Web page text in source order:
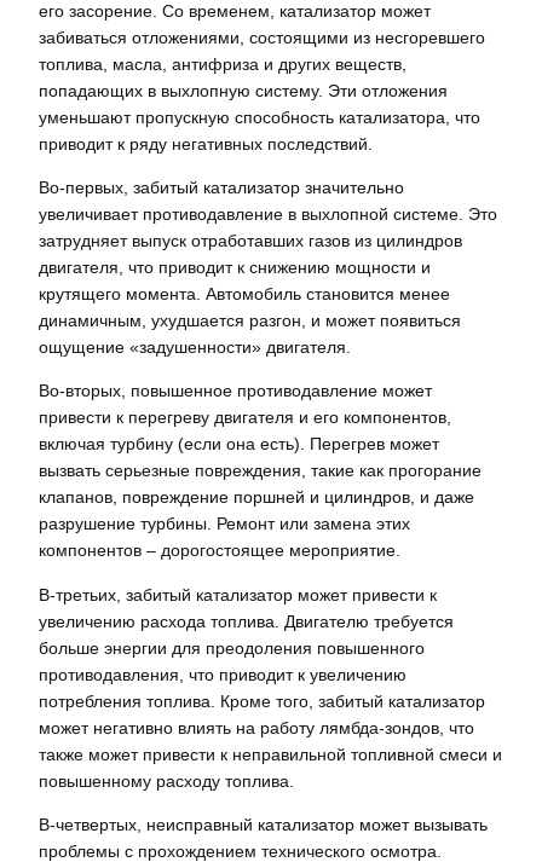
его засорение. Со временем, катализатор может
забиваться отложениями, состоящими из несгоревшего
топлива, масла, антифриза и других веществ,
попадающих в выхлопную систему. Эти отложения
уменьшают пропускную способность катализатора, что
приводит к ряду негативных последствий.
Во-первых, забитый катализатор значительно
увеличивает противодавление в выхлопной системе. Это
затрудняет выпуск отработавших газов из цилиндров
двигателя, что приводит к снижению мощности и
крутящего момента. Автомобиль становится менее
динамичным, ухудшается разгон, и может появиться
ощущение «задушенности» двигателя.
Во-вторых, повышенное противодавление может
привести к перегреву двигателя и его компонентов,
включая турбину (если она есть). Перегрев может
вызвать серьезные повреждения, такие как прогорание
клапанов, повреждение поршней и цилиндров, и даже
разрушение турбины. Ремонт или замена этих
компонентов – дорогостоящее мероприятие.
В-третьих, забитый катализатор может привести к
увеличению расхода топлива. Двигателю требуется
больше энергии для преодоления повышенного
противодавления, что приводит к увеличению
потребления топлива. Кроме того, забитый катализатор
может негативно влиять на работу лямбда-зондов, что
также может привести к неправильной топливной смеси и
повышенному расходу топлива.
В-четвертых, неисправный катализатор может вызывать
проблемы с прохождением технического осмотра.